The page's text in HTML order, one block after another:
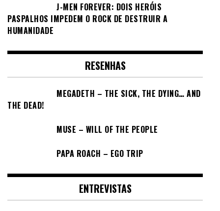
J-MEN FOREVER: DOIS HERÓIS
PASPALHOS IMPEDEM O ROCK DE DESTRUIR A
HUMANIDADE
RESENHAS
MEGADETH – THE SICK, THE DYING… AND
THE DEAD!
MUSE – WILL OF THE PEOPLE
PAPA ROACH – EGO TRIP
ENTREVISTAS